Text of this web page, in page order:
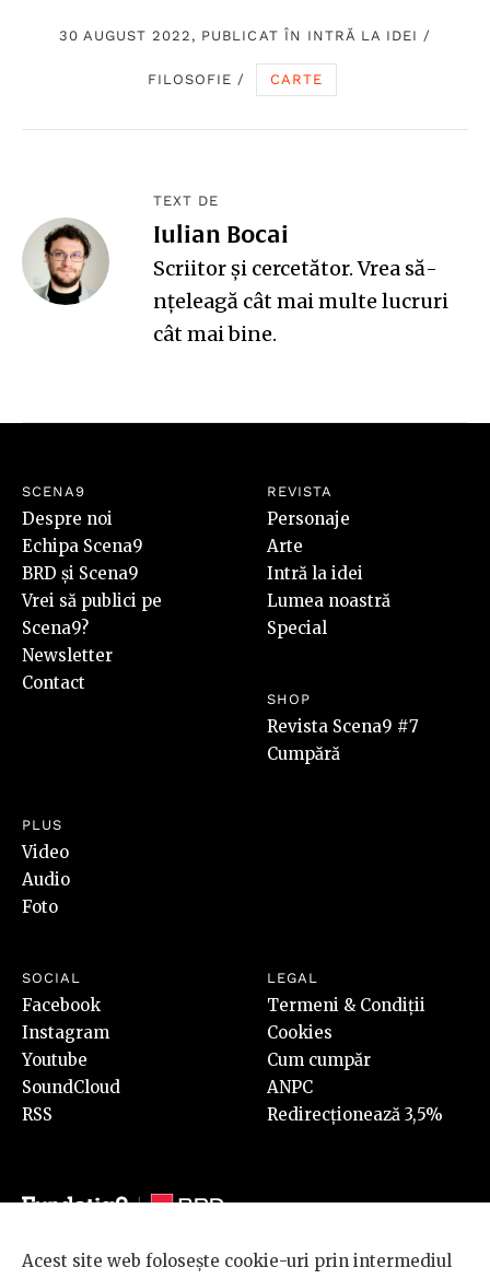
30 AUGUST 2022, PUBLICAT ÎN INTRĂ LA IDEI /
FILOSOFIE / CARTE
TEXT DE
Iulian Bocai
Scriitor și cercetător. Vrea să-
nțeleagă cât mai multe lucruri
cât mai bine.
SCENA9
Despre noi
Echipa Scena9
BRD și Scena9
Vrei să publici pe
Scena9?
Newsletter
Contact
REVISTA
Personaje
Arte
Intră la idei
Lumea noastră
Special
SHOP
Revista Scena9 #7
Cumpără
PLUS
Video
Audio
Foto
SOCIAL
Facebook
Instagram
Youtube
SoundCloud
RSS
LEGAL
Termeni & Condiții
Cookies
Cum cumpăr
ANPC
Redirecționează 3,5%
Acest site web folosește cookie-uri prin intermediul